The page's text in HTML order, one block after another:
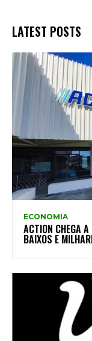
LATEST POSTS
ECONOMIA
ACTION CHEGA
BAIXOS E